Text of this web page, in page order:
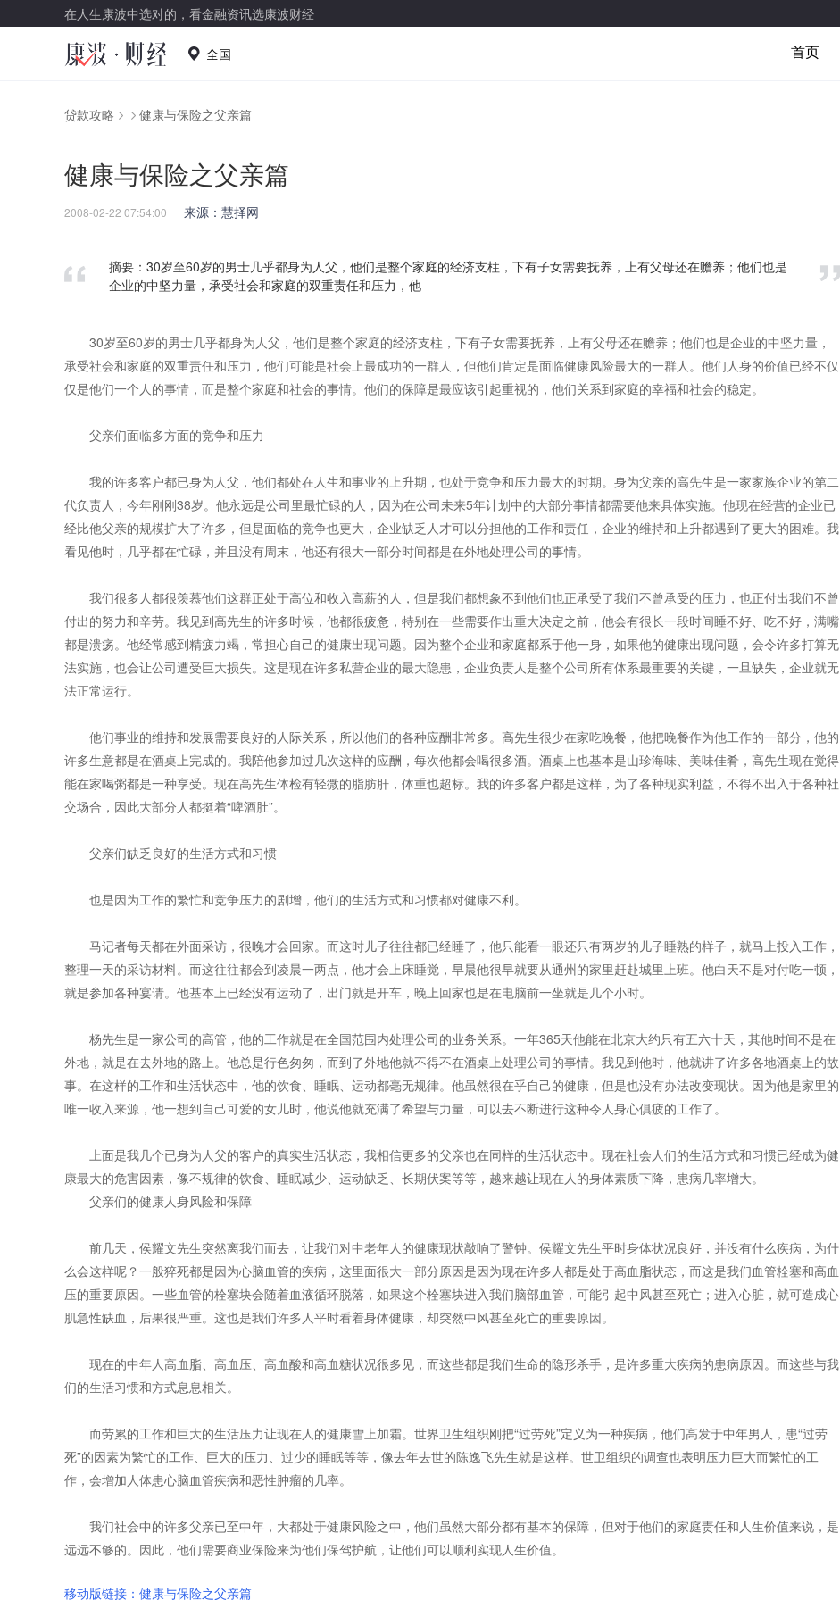
在人生康波中选对的，看金融资讯选康波财经
全国 首页
贷款攻略 健康与保险之父亲篇
健康与保险之父亲篇
2008-02-22 07:54:00 来源：慧择网
摘要：30岁至60岁的男士几乎都身为人父，他们是整个家庭的经济支柱，下有子女需要抚养，上有父母还在赡养；他们也是
企业的中坚力量，承受社会和家庭的双重责任和压力，他
30岁至60岁的男士几乎都身为人父，他们是整个家庭的经济支柱，下有子女需要抚养，上有父母还在赡养；他们也是企业的中坚力量，
承受社会和家庭的双重责任和压力，他们可能是社会上最成功的一群人，但他们肯定是面临健康风险最大的一群人。他们人身的价值已经不仅
仅是他们一个人的事情，而是整个家庭和社会的事情。他们的保障是最应该引起重视的，他们关系到家庭的幸福和社会的稳定。
父亲们面临多方面的竞争和压力
我的许多客户都已身为人父，他们都处在人生和事业的上升期，也处于竞争和压力最大的时期。身为父亲的高先生是一家家族企业的第二
代负责人，今年刚刚38岁。他永远是公司里最忙碌的人，因为在公司未来5年计划中的大部分事情都需要他来具体实施。他现在经营的企业已
经比他父亲的规模扩大了许多，但是面临的竞争也更大，企业缺乏人才可以分担他的工作和责任，企业的维持和上升都遇到了更大的困难。我
看见他时，几乎都在忙碌，并且没有周末，他还有很大一部分时间都是在外地处理公司的事情。
我们很多人都很羡慕他们这群正处于高位和收入高薪的人，但是我们都想象不到他们也正承受了我们不曾承受的压力，也正付出我们不曾
付出的努力和辛劳。我见到高先生的许多时候，他都很疲惫，特别在一些需要作出重大决定之前，他会有很长一段时间睡不好、吃不好，满嘴
都是溃疡。他经常感到精疲力竭，常担心自己的健康出现问题。因为整个企业和家庭都系于他一身，如果他的健康出现问题，会令许多打算无
法实施，也会让公司遭受巨大损失。这是现在许多私营企业的最大隐患，企业负责人是整个公司所有体系最重要的关键，一旦缺失，企业就无
法正常运行。
他们事业的维持和发展需要良好的人际关系，所以他们的各种应酬非常多。高先生很少在家吃晚餐，他把晚餐作为他工作的一部分，他的
许多生意都是在酒桌上完成的。我陪他参加过几次这样的应酬，每次他都会喝很多酒。酒桌上也基本是山珍海味、美味佳肴，高先生现在觉得
能在家喝粥都是一种享受。现在高先生体检有轻微的脂肪肝，体重也超标。我的许多客户都是这样，为了各种现实利益，不得不出入于各种社
交场合，因此大部分人都挺着“啤酒肚”。
父亲们缺乏良好的生活方式和习惯
也是因为工作的繁忙和竞争压力的剧增，他们的生活方式和习惯都对健康不利。
马记者每天都在外面采访，很晚才会回家。而这时儿子往往都已经睡了，他只能看一眼还只有两岁的儿子睡熟的样子，就马上投入工作，
整理一天的采访材料。而这往往都会到凌晨一两点，他才会上床睡觉，早晨他很早就要从通州的家里赶赴城里上班。他白天不是对付吃一顿，
就是参加各种宴请。他基本上已经没有运动了，出门就是开车，晚上回家也是在电脑前一坐就是几个小时。
杨先生是一家公司的高管，他的工作就是在全国范围内处理公司的业务关系。一年365天他能在北京大约只有五六十天，其他时间不是在
外地，就是在去外地的路上。他总是行色匆匆，而到了外地他就不得不在酒桌上处理公司的事情。我见到他时，他就讲了许多各地酒桌上的故
事。在这样的工作和生活状态中，他的饮食、睡眠、运动都毫无规律。他虽然很在乎自己的健康，但是也没有办法改变现状。因为他是家里的
唯一收入来源，他一想到自己可爱的女儿时，他说他就充满了希望与力量，可以去不断进行这种令人身心俱疲的工作了。
上面是我几个已身为人父的客户的真实生活状态，我相信更多的父亲也在同样的生活状态中。现在社会人们的生活方式和习惯已经成为健
康最大的危害因素，像不规律的饮食、睡眠减少、运动缺乏、长期伏案等等，越来越让现在人的身体素质下降，患病几率增大。
父亲们的健康人身风险和保障
前几天，侯耀文先生突然离我们而去，让我们对中老年人的健康现状敲响了警钟。侯耀文先生平时身体状况良好，并没有什么疾病，为什
么会这样呢？一般猝死都是因为心脑血管的疾病，这里面很大一部分原因是因为现在许多人都是处于高血脂状态，而这是我们血管栓塞和高血
压的重要原因。一些血管的栓塞块会随着血液循环脱落，如果这个栓塞块进入我们脑部血管，可能引起中风甚至死亡；进入心脏，就可造成心
肌急性缺血，后果很严重。这也是我们许多人平时看着身体健康，却突然中风甚至死亡的重要原因。
现在的中年人高血脂、高血压、高血酸和高血糖状况很多见，而这些都是我们生命的隐形杀手，是许多重大疾病的患病原因。而这些与我
们的生活习惯和方式息息相关。
而劳累的工作和巨大的生活压力让现在人的健康雪上加霜。世界卫生组织刚把“过劳死”定义为一种疾病，他们高发于中年男人，患“过劳
死”的因素为繁忙的工作、巨大的压力、过少的睡眠等等，像去年去世的陈逸飞先生就是这样。世卫组织的调查也表明压力巨大而繁忙的工
作，会增加人体患心脑血管疾病和恶性肿瘤的几率。
我们社会中的许多父亲已至中年，大都处于健康风险之中，他们虽然大部分都有基本的保障，但对于他们的家庭责任和人生价值来说，是
远远不够的。因此，他们需要商业保险来为他们保驾护航，让他们可以顺利实现人生价值。
移动版链接：健康与保险之父亲篇